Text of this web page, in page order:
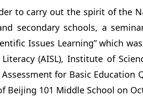
to carry out the spirit of the
secondary schools, a
Issues Learning” which
(AISL), Institute of
for Basic
Beijing 101 Middle School on